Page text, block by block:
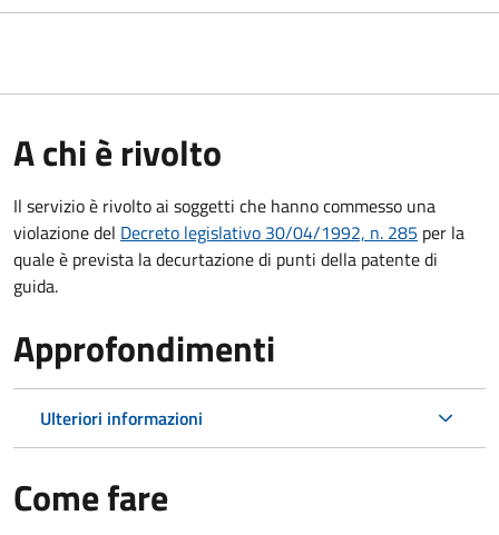
A chi è rivolto
Il servizio è rivolto ai soggetti che hanno commesso una
violazione del Decreto legislativo 30/04/1992, n. 285 per la
quale è prevista la decurtazione di punti della patente di
guida.
Approfondimenti
Ulteriori informazioni
Come fare